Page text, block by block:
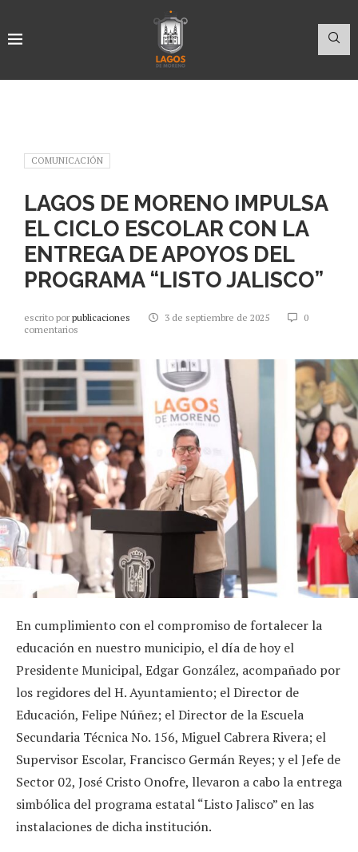
COMUNICACIÓN
LAGOS DE MORENO IMPULSA
EL CICLO ESCOLAR CON LA
ENTREGA DE APOYOS DEL
PROGRAMA “LISTO JALISCO”
escrito por publicaciones 3 de septiembre de 2025
0
comentarios
En cumplimiento con el compromiso de fortalecer la
educación en nuestro municipio, el día de hoy el
Presidente Municipal, Edgar González, acompañado por
los regidores del H. Ayuntamiento; el Director de
Educación, Felipe Núñez; el Director de la Escuela
Secundaria Técnica No. 156, Miguel Cabrera Rivera; el
Supervisor Escolar, Francisco Germán Reyes; y el Jefe de
Sector 02, José Cristo Onofre, llevaron a cabo la entrega
simbólica del programa estatal “Listo Jalisco” en las
instalaciones de dicha institución.